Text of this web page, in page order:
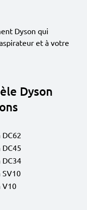
Dyson qui
et à votre
Dyson
DC62
DC45
DC34
SV10
V10